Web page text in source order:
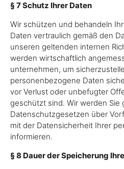
§ 7 Schutz Ihrer Daten
Wir schützen und behandeln
Daten vertraulich gemäß den
unseren geltenden internen
werden wirtschaftlich
unternehmen, um
personenbezogene Daten
vor Verlust oder unbefugter
geschützt sind. Wir werden Sie
Datenschutzgesetzen über
mit der Datensicherheit Ihrer
informieren.
§ 8 Dauer der Speicherung